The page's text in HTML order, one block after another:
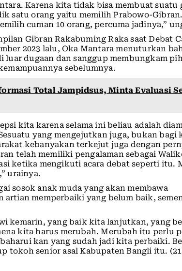
Karena kita tidak bisa membuat suatu
satu orang yaitu memilih Prabowo-
cuman 10 orang, percuma jadinya,”
Gibran Rakabuming Raka saat Debat
2023 lalu, Oka Mantara menuturkan
dugaan dan sanggup membungkam
sebelumnya.
Total Jampidsus, Minta Evaluasi
kita karena selama ini beliau adalah
yang mengejutkan juga, bukan bagi
kebanyakan terkejut juga dengan
telah memiliki pengalaman sebagai
ketika mengikuti acara debat seperti itu.
urainya.
sosok anak muda yang akan membawa
artian memperbaiki yang belum baik,
kemarin, yang baik kita lanjutkan, yang
kita harus merubah. Merubah itu perlu
kan yang sudah jadi kita perbaiki.
tokoh senior asal Kabupaten Bangli itu.